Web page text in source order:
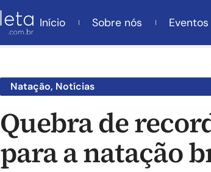
Início Sobre nós Eventos
Natação, Notícias
Quebra de
para a natação